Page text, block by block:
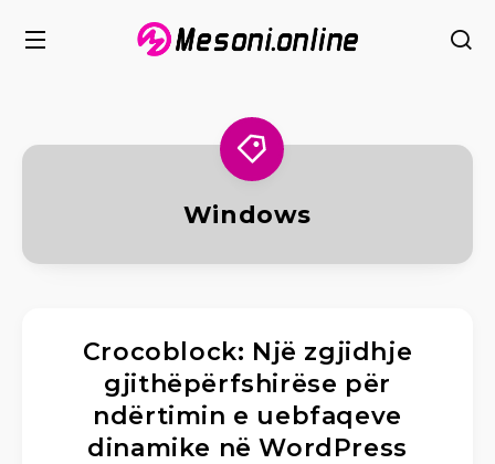
Windows
​Crocoblock: Një zgjidhje
gjithëpërfshirëse për
ndërtimin e uebfaqeve
dinamike në WordPress